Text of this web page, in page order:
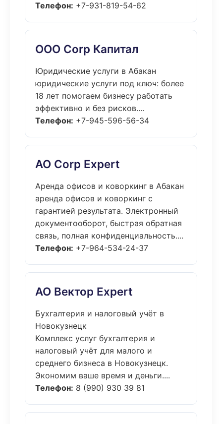
Телефон: +7-931-819-54-62
ООО Corp Капитал
Юридические услуги в Абакан
юридические услуги под ключ: более
18 лет помогаем бизнесу работать
эффективно и без рисков....
Телефон: +7-945-596-56-34
АО Corp Expert
Аренда офисов и коворкинг в Абакан
аренда офисов и коворкинг с
гарантией результата. Электронный
документооборот, быстрая обратная
связь, полная конфиденциальность....
Телефон: +7-964-534-24-37
АО Вектор Expert
Бухгалтерия и налоговый учёт в
Новокузнецк
Комплекс услуг бухгалтерия и
налоговый учёт для малого и
среднего бизнеса в Новокузнецк.
Экономим ваше время и деньги....
Телефон: 8 (990) 930 39 81